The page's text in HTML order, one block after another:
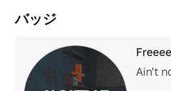
バッジ
Ain’t